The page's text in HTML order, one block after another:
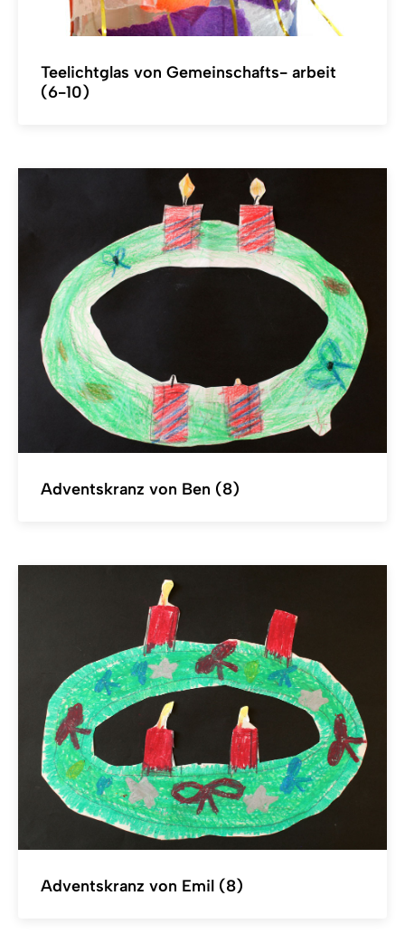
Teelichtglas von Gemeinschafts- arbeit
(6-10)
Adventskranz von Ben (8)
Adventskranz von Emil (8)